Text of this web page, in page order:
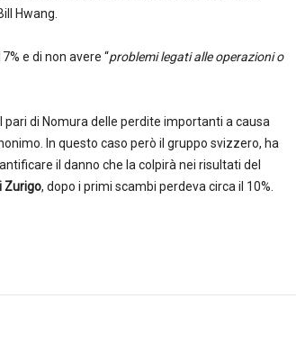
Hwang.
e di non avere “problemi legati alle operazioni o
di Nomura delle perdite importanti a causa
In questo caso però il gruppo svizzero, ha
il danno che la colpirà nei risultati del
Zurigo, dopo i primi scambi perdeva circa il 10%.